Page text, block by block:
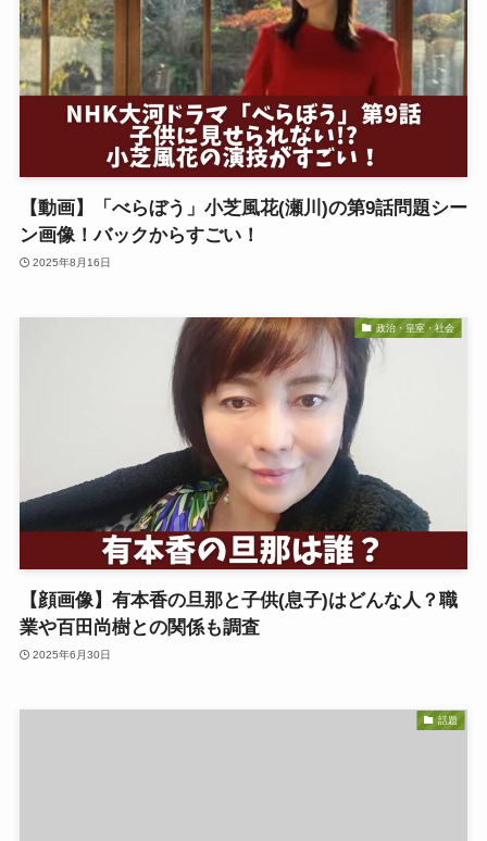
【動画】「べらぼう」小芝風花(瀬川)の第9話問題シー
ン画像！バックからすごい！
2025年8月16日
政治・皇室・社会
【顔画像】有本香の旦那と子供(息子)はどんな人？職
業や百田尚樹との関係も調査
2025年6月30日
話題